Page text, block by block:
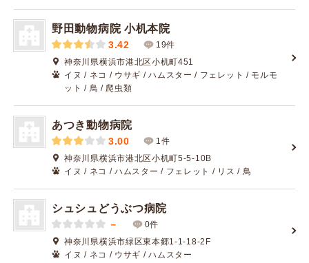
野田動物病院 小机本院
3.42
19件
神奈川県横浜市港北区小机町451
イヌ / ネコ / ウサギ / ハムスター / フェレット / モルモ
ット / 鳥 / 爬虫類
あつき動物病院
3.00
1件
神奈川県横浜市港北区小机町5-5-10B
イヌ / ネコ / ハムスター / フェレット / リス / 鳥
シュシュどうぶつ病院
－
0件
神奈川県横浜市緑区東本郷1-1-18-2F
イヌ / ネコ / ウサギ / ハムスター